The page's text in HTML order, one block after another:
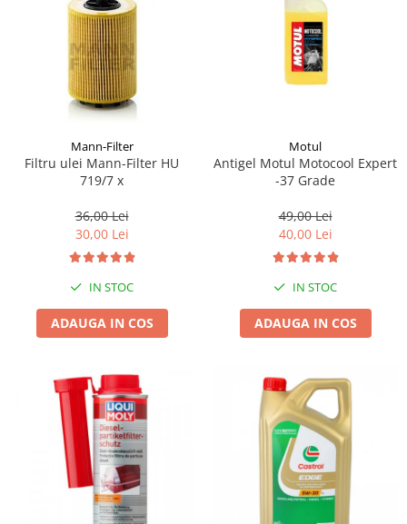
Mann-Filter
Filtru ulei Mann-Filter HU
719/7 x
36,00 Lei
30,00 Lei
IN STOC
ADAUGA IN COS
Motul
Antigel Motul Motocool Expert
-37 Grade
49,00 Lei
40,00 Lei
IN STOC
ADAUGA IN COS